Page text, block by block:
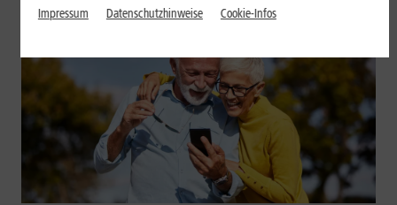
Impressum Datenschutzhinweise Cookie-Infos